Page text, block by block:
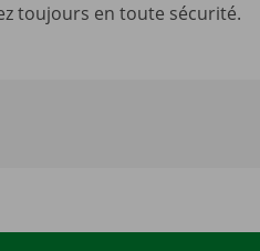
toujours en toute sécurité.